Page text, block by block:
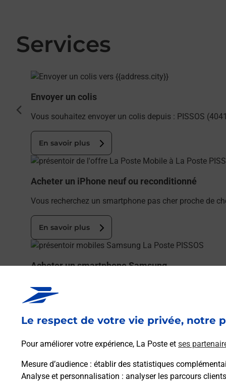
Le respect de votre vie privée, notre
Pour améliorer votre expérience, La Poste et ses
Mesure d’audience : établir des statistiques
Analyse et personnalisation : analyser les parcours
Services
En savoir plus
Envoyer un colis
Vous souhaitez envoyer un colis depuis : PISSOS
En savoir plus
En savoir plus
Acheter un iPhone neuf ou reconditionné
Vous recherchez un smartphone pas cher proche de
En savoir plus
En savoir plus
Acheter un smartphone Samsung
Vous recherchez un smartphone pas cher proche de
En savoir plus
Souscrire à la téléassistance
Besoin d’un système de téléassistance à l’intérieur et/